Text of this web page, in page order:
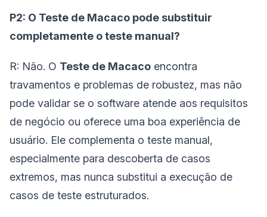
P2: O Teste de Macaco pode substituir
completamente o teste manual?
R: Não. O Teste de Macaco encontra
travamentos e problemas de robustez, mas não
pode validar se o software atende aos requisitos
de negócio ou oferece uma boa experiência de
usuário. Ele complementa o teste manual,
especialmente para descoberta de casos
extremos, mas nunca substitui a execução de
casos de teste estruturados.